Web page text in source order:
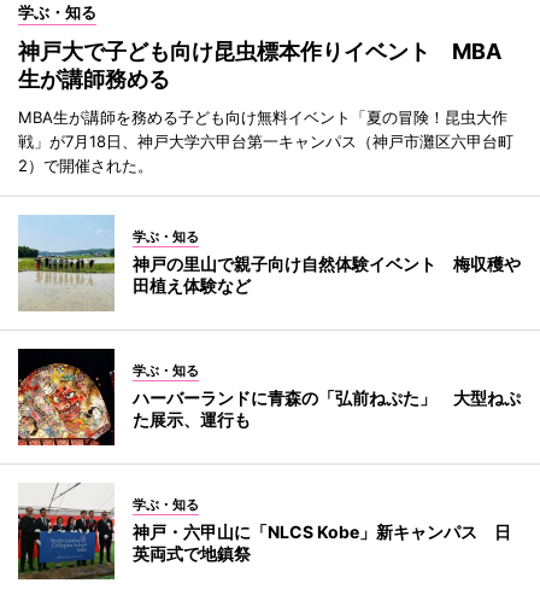
学ぶ・知る
神戸大で子ども向け昆虫標本作りイベント MBA
生が講師務める
MBA生が講師を務める子ども向け無料イベント「夏の冒険！昆虫大作
戦」が7月18日、神戸大学六甲台第一キャンパス（神戸市灘区六甲台町
2）で開催された。
学ぶ・知る
神戸の里山で親子向け自然体験イベント 梅収穫や
田植え体験など
学ぶ・知る
ハーバーランドに青森の「弘前ねぷた」 大型ねぷ
た展示、運行も
学ぶ・知る
神戸・六甲山に「NLCS Kobe」新キャンパス 日
英両式で地鎮祭